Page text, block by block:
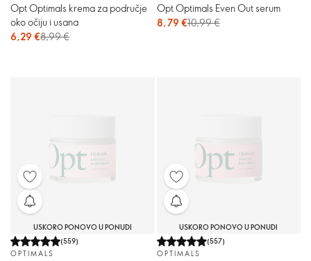
Opt Optimals krema za područje
oko očiju i usana
6,29 €8,99 €
Opt Optimals Even Out serum
8,79 €10,99 €
USKORO PONOVO U PONUDI
(559)
OPTIMALS
USKORO PONOVO U PONUDI
(557)
OPTIMALS